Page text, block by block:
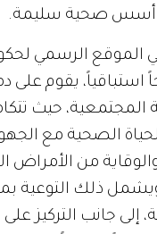
أسس صحية سليمة.
الرسمي
استباقياً، يقوم
المجتمعية، حيث
الصحية مع
من الأمراض
ويشمل ذلك التوعية
إلى جانب التركيز